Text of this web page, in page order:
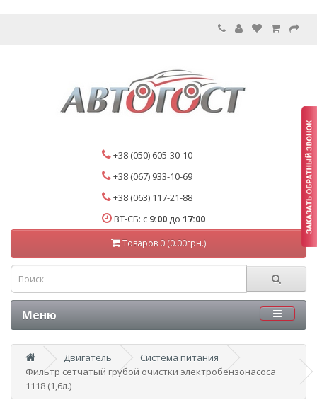
+38 (050) 605-30-10
+38 (067) 933-10-69
+38 (063) 117-21-88
ВТ-СБ: с 9:00 до 17:00
Товаров 0 (0.00грн.)
Меню
Двигатель
Система питания
Фильтр сетчатый грубой очистки электробензонасоса
1118 (1,6л.)